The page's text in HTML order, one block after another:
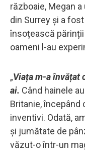
războaie, Megan
din Surrey și a
însoțească părinții
oameni l-au
„Viața m-a învățat
ai. Când hainele
Britanie, începând
inventivi. Odată,
și jumătate de
văzut-o într-un